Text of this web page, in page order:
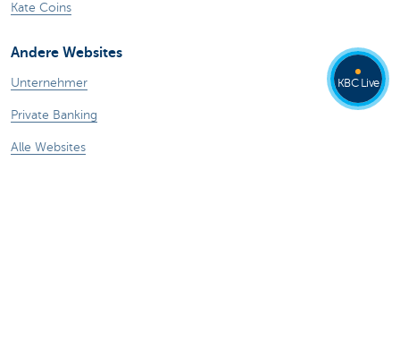
Kate Coins
Andere Websites
Unternehmer
Private Banking
Alle Websites
KBC Live